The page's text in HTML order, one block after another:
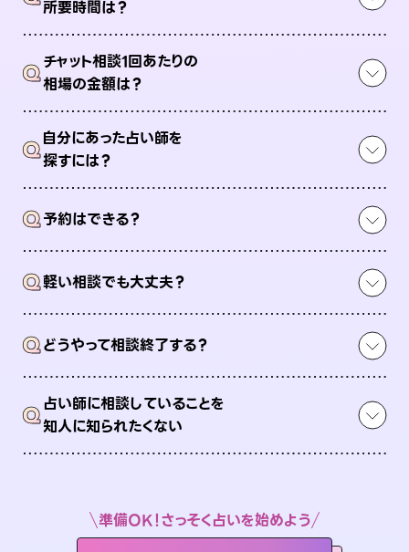
所要時間は？
Qチャット相談1回あたりの
相場の金額は？
Q自分にあった占い師を
探すには？
Q予約はできる？
Q軽い相談でも大丈夫？
Qどうやって相談終了する？
Q占い師に相談していることを
知人に知られたくない
準備OK！さっそく占いを始めよう